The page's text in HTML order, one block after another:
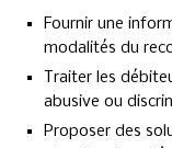
Fournir une
modalités du
Traiter les
abusive ou
Proposer des